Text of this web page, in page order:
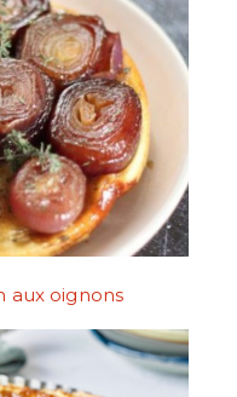
aux oignons